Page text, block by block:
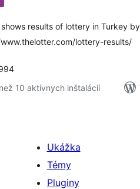
results of lottery in Turkey
lottery-results/
10 aktívnych inštalácií
Ukážka
Témy
Pluginy